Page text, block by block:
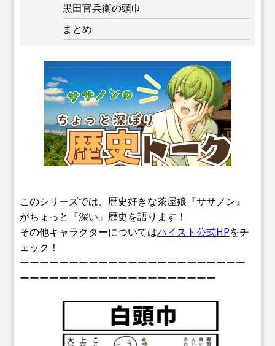
黒田官兵衛の頭巾
まとめ
このシリーズでは、歴史好きな茶屋娘『ササノン』
がちょっと『深い』歴史を語ります！
その他キャラクターについてはハイスト公式HPをチ
ェック！
ーーーーーーーーーーーーーーーーーーーーーーー
ーーーーーーーーーーーーーーーーーーーー